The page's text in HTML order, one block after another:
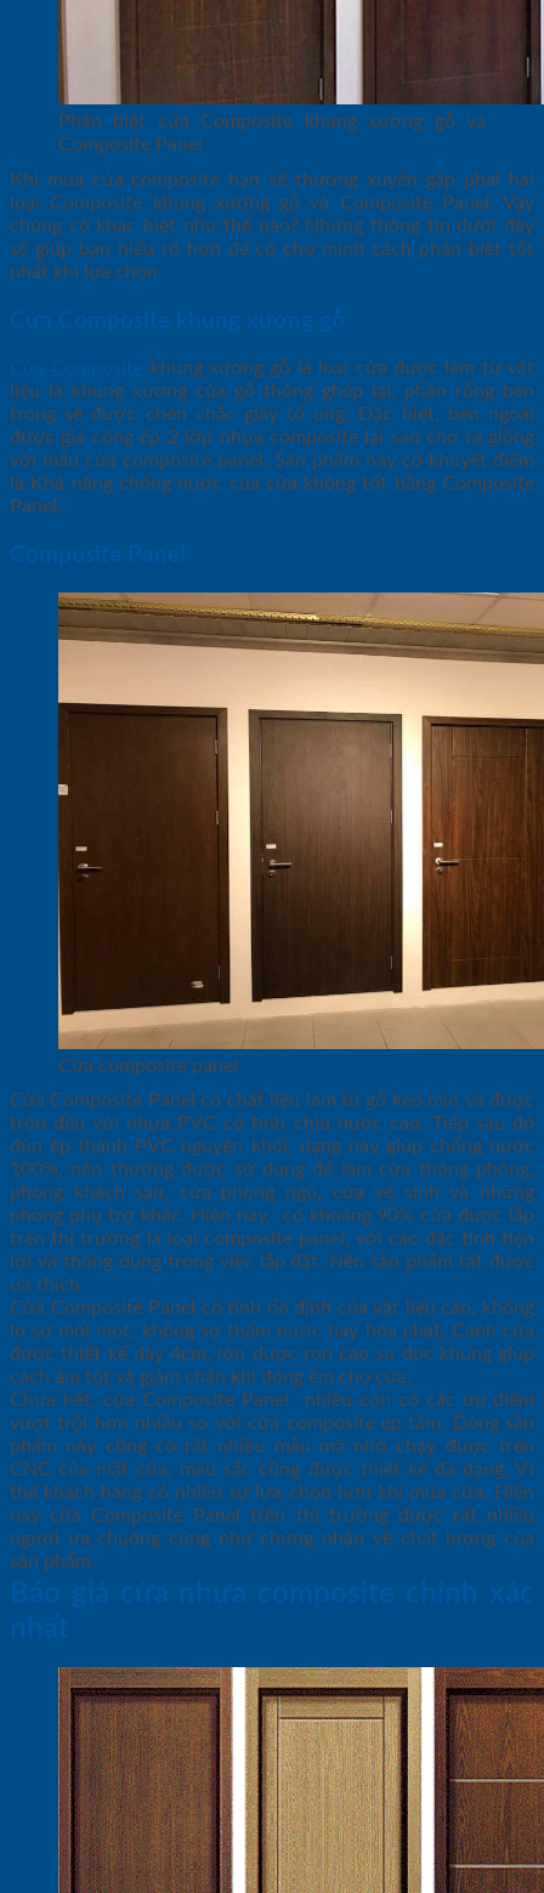
Phân biệt cửa Composite khung xương gỗ và
Composite Panel
Khi mua cửa composite bạn sẽ thường xuyên gặp phải hai
loại Composite khung xương gỗ và Composite Panel. Vậy
chúng có khác biệt như thế nào? Những thông tin dưới đây
sẽ giúp bạn hiểu rõ hơn để có cho mình cách phân biệt tốt
nhất khi lựa chọn.
Cửa Composite khung xương gỗ
Cửa Composite
khung xương gỗ là loại cửa được làm từ vật
liệu là khung xương của gỗ thông ghép lại, phần rỗng bên
trong sẽ được chèn chắc giấy tổ ong. Đặc biệt, bên ngoài
được gia công ép 2 lớp nhựa composite lại sao cho ra giống
với mẫu cửa composite panel. Sản phẩm này có khuyết điểm
là Khả năng chống nước của cửa không tốt bằng Composite
Panel.
Composite Panel
Cửa composite panel
Cửa Composite Panel có chất liệu làm từ gỗ keo mịn và được
trộn đều với nhựa PVC có tính chịu nước cao. Tiếp sau đó
đùn ép thành PVC nguyên khối, dạng này giúp chống nước
100%, nên thường được sử dụng để làm cửa thông phòng,
phòng khách sạn, cửa phòng ngủ, cửa vệ sinh và những
phòng phụ trợ khác. Hiện nay, có khoảng 90% cửa được lắp
trên thị trường là loại composite panel, với các đặc tính tiện
lợi và thông dụng trong việc lắp đặt. Nên sản phẩm rất được
ưa thích
Cửa Composite Panel có tính ổn định của vật liệu cao, không
lo sợ mối mọt, không sợ thấm nước hay hóa chất. Cánh cửa
được thiết kế dày 4cm, lớn dược ron cao su dọc khung giúp
cách âm tốt và giảm chấn khi đóng êm cho cửa.
Chưa hết, cửa Composite Panel nhiều còn có các ưu điểm
vượt trội hơn nhiều so với cửa composite ép tấm. Dòng sản
phẩm này cũng có rất nhiều mẫu mã nhờ chạy được trên
CNC của mặt cửa, màu sắc cũng được thiết kế đa dạng. Vì
thế khách hàng có nhiều sự lựa chọn hơn khi mua cửa. Hiện
nay cửa Composite Panel trên thị trường được rất nhiều
người ưa chuộng cũng như chứng nhận về chất lượng của
sản phẩm.
Báo giá cửa nhựa composite chính xác
nhất